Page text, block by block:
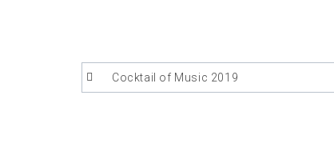
Bericht
navigatie
Cocktail of Music 2019